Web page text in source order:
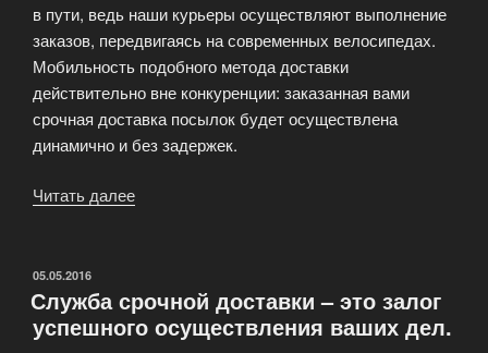
в пути, ведь наши курьеры осуществляют выполнение
заказов, передвигаясь на современных велосипедах.
Мобильность подобного метода доставки
действительно вне конкуренции: заказанная вами
срочная доставка посылок будет осуществлена
динамично и без задержек.
Читать далее
ОПУБЛИКОВАНО
05.05.2016
Служба срочной доставки – это залог
успешного осуществления ваших дел.